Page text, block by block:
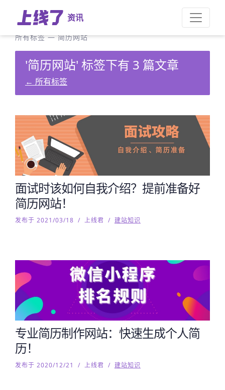
资讯
所有标签—简历网站
'简历网站' 标签下有 3 篇文章
← 所有标签
面试时该如何自我介绍？提前准备好
简历网站！
发布于 2021/03/18 / 上线君 / 建站知识
专业简历制作网站：快速生成个人简
历！
发布于 2020/12/21 / 上线君 / 建站知识